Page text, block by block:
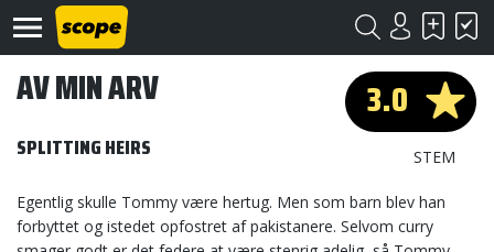
Om
3.0
STEM
AV MIN ARV
SPLITTING HEIRS
Egentlig skulle Tommy være hertug. Men som barn blev han
forbyttet og istedet opfostret af pakistanere. Selvom curry